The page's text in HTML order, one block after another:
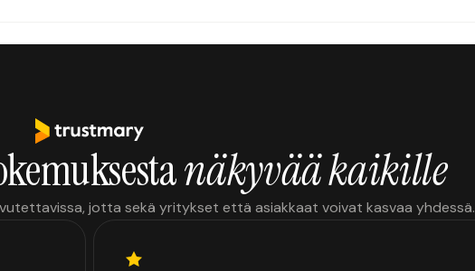
näkyvää kaikille
jotta sekä yritykset että asiakkaat voivat kasvaa yhdessä.